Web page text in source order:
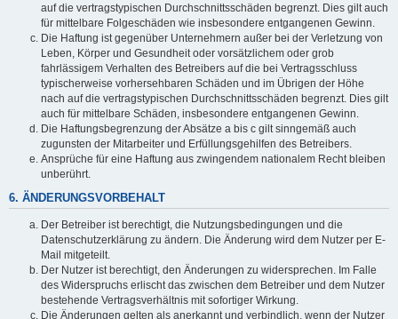
auf die vertragstypischen Durchschnittsschäden begrenzt. Dies gilt auch
für mittelbare Folgeschäden wie insbesondere entgangenen Gewinn.
Die Haftung ist gegenüber Unternehmern außer bei der Verletzung von
Leben, Körper und Gesundheit oder vorsätzlichem oder grob
fahrlässigem Verhalten des Betreibers auf die bei Vertragsschluss
typischerweise vorhersehbaren Schäden und im Übrigen der Höhe
nach auf die vertragstypischen Durchschnittsschäden begrenzt. Dies gilt
auch für mittelbare Schäden, insbesondere entgangenen Gewinn.
Die Haftungsbegrenzung der Absätze a bis c gilt sinngemäß auch
zugunsten der Mitarbeiter und Erfüllungsgehilfen des Betreibers.
Ansprüche für eine Haftung aus zwingendem nationalem Recht bleiben
unberührt.
6. ÄNDERUNGSVORBEHALT
Der Betreiber ist berechtigt, die Nutzungsbedingungen und die
Datenschutzerklärung zu ändern. Die Änderung wird dem Nutzer per E-
Mail mitgeteilt.
Der Nutzer ist berechtigt, den Änderungen zu widersprechen. Im Falle
des Widerspruchs erlischt das zwischen dem Betreiber und dem Nutzer
bestehende Vertragsverhältnis mit sofortiger Wirkung.
Die Änderungen gelten als anerkannt und verbindlich, wenn der Nutzer